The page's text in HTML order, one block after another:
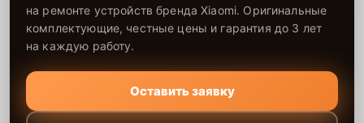
на ремонте устройств бренда Xiaomi. Оригинальные
комплектующие, честные цены и гарантия до 3 лет
на каждую работу.
Оставить заявку